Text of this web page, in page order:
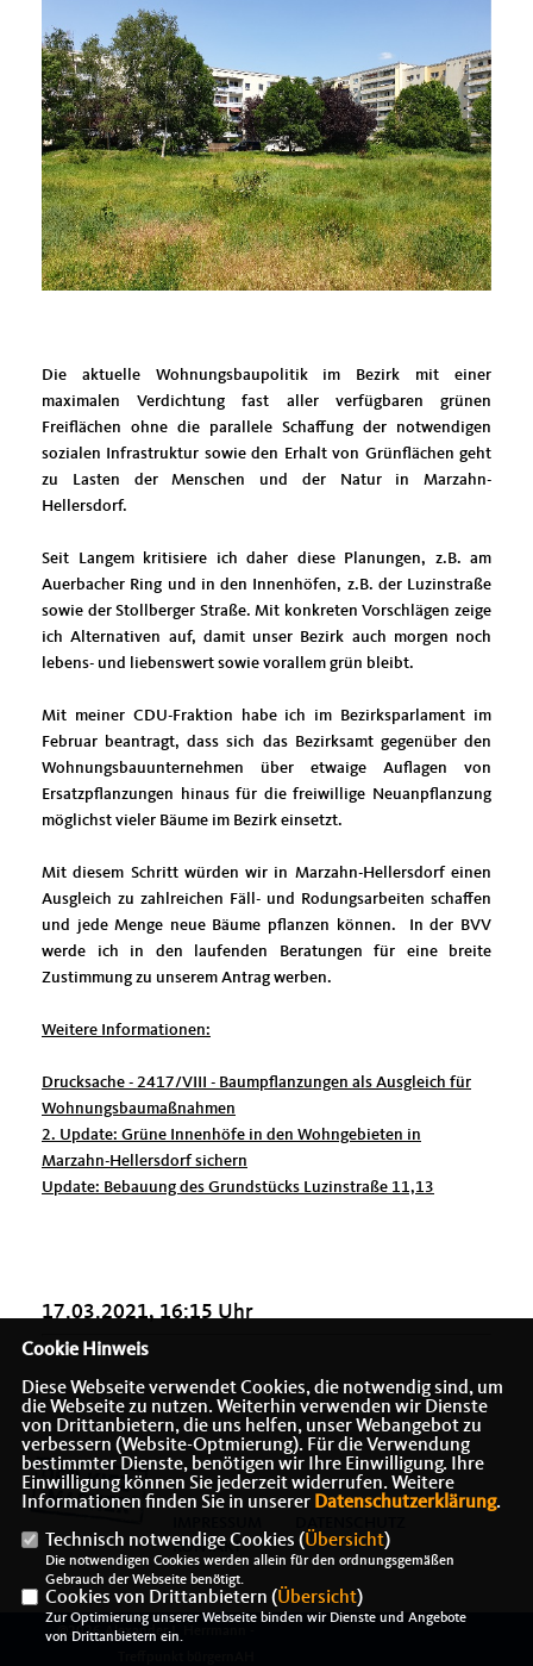
Die aktuelle Wohnungsbaupolitik im Bezirk mit einer
maximalen Verdichtung fast aller verfügbaren grünen
Freiflächen ohne die parallele Schaffung der notwendigen
sozialen Infrastruktur sowie den Erhalt von Grünflächen geht
zu Lasten der Menschen und der Natur in Marzahn-
Hellersdorf.
Seit Langem kritisiere ich daher diese Planungen, z.B. am
Auerbacher Ring und in den Innenhöfen, z.B. der Luzinstraße
sowie der Stollberger Straße. Mit konkreten Vorschlägen zeige
ich Alternativen auf, damit unser Bezirk auch morgen noch
lebens- und liebenswert sowie vorallem grün bleibt.
Mit meiner CDU-Fraktion habe ich im Bezirksparlament im
Februar beantragt, dass sich das Bezirksamt gegenüber den
Wohnungsbauunternehmen über etwaige Auflagen von
Ersatzpflanzungen hinaus für die freiwillige Neuanpflanzung
möglichst vieler Bäume im Bezirk einsetzt.
Mit diesem Schritt würden wir in Marzahn-Hellersdorf einen
Ausgleich zu zahlreichen Fäll- und Rodungsarbeiten schaffen
und jede Menge neue Bäume pflanzen können. In der BVV
werde ich in den laufenden Beratungen für eine breite
Zustimmung zu unserem Antrag werben.
Weitere Informationen:
Drucksache - 2417/VIII - Baumpflanzungen als Ausgleich für
Wohnungsbaumaßnahmen
2. Update: Grüne Innenhöfe in den Wohngebieten in
Marzahn-Hellersdorf sichern
Update: Bebauung des Grundstücks Luzinstraße 11,13
17.03.2021, 16:15 Uhr
KONTAKT
@2026 Alexander J. Herrmann -
Cookie Hinweis
Diese Webseite verwendet Cookies, die notwendig sind, um
die Webseite zu nutzen. Weiterhin verwenden wir Dienste
von Drittanbietern, die uns helfen, unser Webangebot zu
verbessern (Website-Optmierung). Für die Verwendung
bestimmter Dienste, benötigen wir Ihre Einwilligung. Ihre
Einwilligung können Sie jederzeit widerrufen. Weitere
Informationen finden Sie in unserer Datenschutzerklärung.
Technisch notwendige Cookies (Übersicht)
Die notwendigen Cookies werden allein für den ordnungsgemäßen
Gebrauch der Webseite benötigt.
Cookies von Drittanbietern (Übersicht)
Zur Optimierung unserer Webseite binden wir Dienste und Angebote
von Drittanbietern ein.